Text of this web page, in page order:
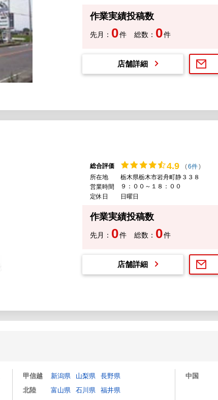
作業実績投稿数
先月： 0件 総数： 0件
店舗詳細
総合評価 4.9 (6件)
所在地
栃木県栃木市岩舟町静３３８
営業時間
９：００～１８：００
定休日
日曜日
作業実績投稿数
先月： 0件 総数： 0件
店舗詳細
甲信越 新潟県 山梨県
長野県
北陸
富山県 石川県
福井県
中国